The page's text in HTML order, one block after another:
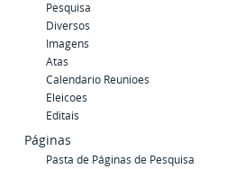
Pesquisa
Diversos
Imagens
Atas
Calendario Reunioes
Eleicoes
Editais
Páginas
Pasta de Páginas de Pesquisa